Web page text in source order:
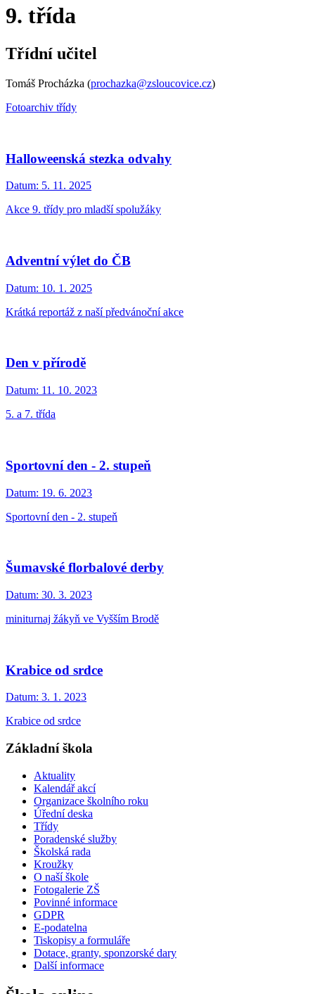
9. třída
Třídní učitel
Tomáš Procházka (prochazka@zsloucovice.cz)
Fotoarchiv třídy
Halloweenská stezka odvahy
Datum: 5. 11. 2025
Akce 9. třídy pro mladší spolužáky
Adventní výlet do ČB
Datum: 10. 1. 2025
Krátká reportáž z naší předvánoční akce
Den v přírodě
Datum: 11. 10. 2023
5. a 7. třída
Sportovní den - 2. stupeň
Datum: 19. 6. 2023
Sportovní den - 2. stupeň
Šumavské florbalové derby
Datum: 30. 3. 2023
miniturnaj žákyň ve Vyšším Brodě
Krabice od srdce
Datum: 3. 1. 2023
Krabice od srdce
Základní škola
Aktuality
Kalendář akcí
Organizace školního roku
Úřední deska
Třídy
Poradenské služby
Školská rada
Kroužky
O naší škole
Fotogalerie ZŠ
Povinné informace
GDPR
E-podatelna
Tiskopisy a formuláře
Dotace, granty, sponzorské dary
Další informace